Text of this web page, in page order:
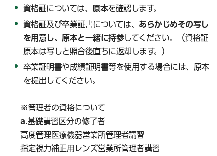
資格証については、 原本を確認します。
資格証及び卒業証書については、 あらかじめその写し
を用意し、原本と一緒に持参してください。（資格証
原本は写しと照合後直ちに返却します。）
卒業証明書や成績証明書等を使用する場合には、原本
を提出してください。
※管理者の資格について
a.基礎講習区分の修了者
高度管理医療機器営業所管理者講習
指定視力補正用レンズ営業所管理者講習